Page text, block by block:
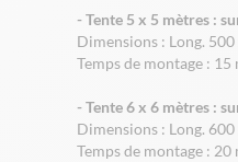
- Tente 5 x 5 mètres :
Dimensions : Long.
Temps de montage :
- Tente 6 x 6 mètres :
Dimensions : Long.
Temps de montage :